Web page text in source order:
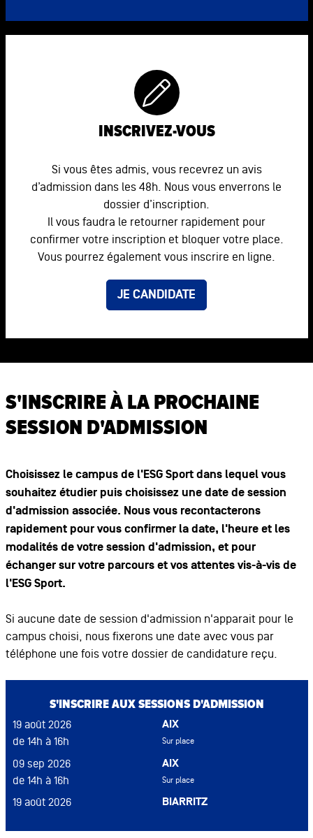
INSCRIVEZ-VOUS
Si vous êtes admis, vous recevrez un avis
d’admission dans les 48h. Nous vous enverrons le
dossier d’inscription.
Il vous faudra le retourner rapidement pour
confirmer votre inscription et bloquer votre place.
Vous pourrez également vous inscrire en ligne.
JE CANDIDATE
S'INSCRIRE À LA PROCHAINE
SESSION D'ADMISSION
Choisissez le campus de l'ESG Sport dans lequel vous
souhaitez étudier puis choisissez une date de session
d'admission associée. Nous vous recontacterons
rapidement pour vous confirmer la date, l'heure et les
modalités de votre session d'admission, et pour
échanger sur votre parcours et vos attentes vis-à-vis de
l'ESG Sport.
Si aucune date de session d'admission n'apparait pour le
campus choisi, nous fixerons une date avec vous par
téléphone une fois votre dossier de candidature reçu.
S'INSCRIRE AUX SESSIONS D'ADMISSION
19 août 2026 AIX
de 14h à 16h Sur place
09 sep 2026 AIX
de 14h à 16h Sur place
19 août 2026 BIARRITZ